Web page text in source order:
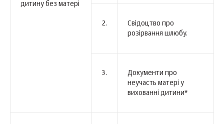
дитину без матері
2.
Свідоцтво про
розірвання шлюбу.
3.
Документи про
неучасть матері у
вихованні дитини*